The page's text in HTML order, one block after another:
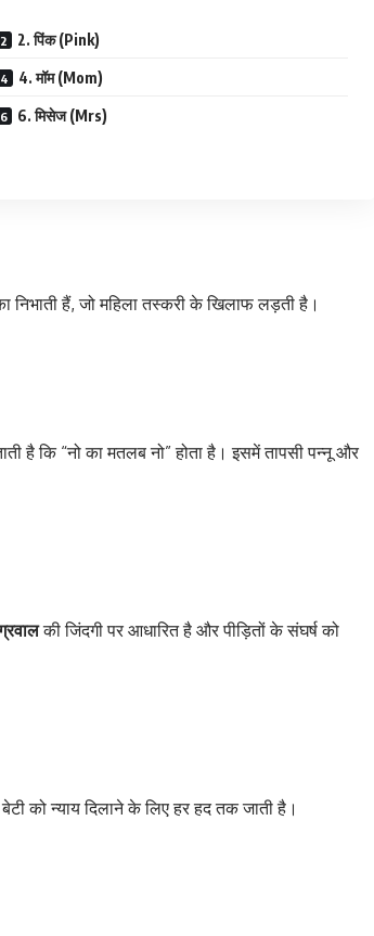
2. पिंक (Pink)
4. मॉम (Mom)
6. मिसेज (Mrs)
निभाती हैं, जो महिला तस्करी के खिलाफ लड़ती है।
है कि “नो का मतलब नो” होता है। इसमें तापसी पन्नू और
की जिंदगी पर आधारित है और पीड़ितों के संघर्ष को
को न्याय दिलाने के लिए हर हद तक जाती है।